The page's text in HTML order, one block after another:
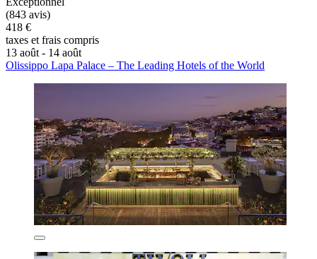
(843 avis)
418 €
taxes et frais compris
13 août - 14 août
Olissippo Lapa Palace – The Leading Hotels of the World